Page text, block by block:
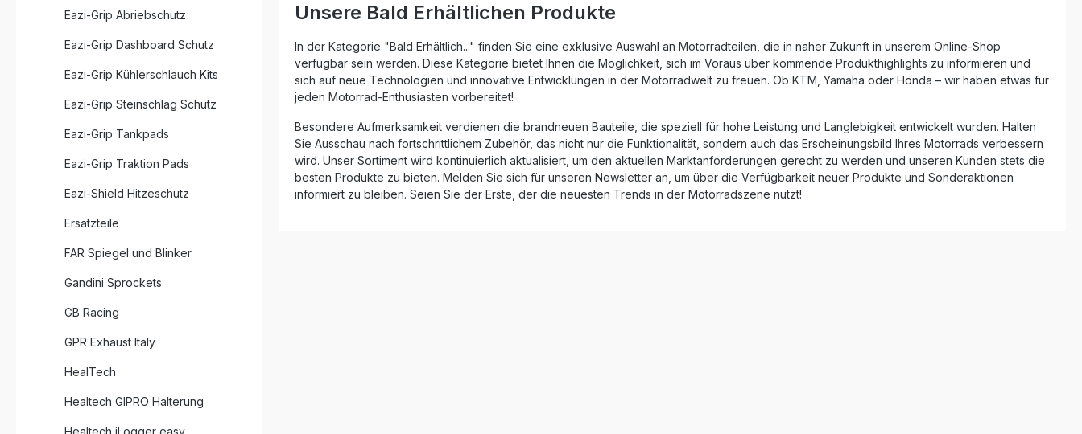
Eazi-Grip Abriebschutz
Eazi-Grip Dashboard Schutz
Eazi-Grip Kühlerschlauch Kits
Eazi-Grip Steinschlag Schutz
Eazi-Grip Tankpads
Eazi-Grip Traktion Pads
Eazi-Shield Hitzeschutz
Ersatzteile
FAR Spiegel und Blinker
Gandini Sprockets
GB Racing
GPR Exhaust Italy
HealTech
Healtech GIPRO Halterung
Healtech iLogger easy
Unsere Bald Erhältlichen Produkte
In der Kategorie "Bald Erhältlich..." finden Sie eine exklusive Auswahl an Motorradteilen, die in naher Zukunft in unserem Online-Shop
verfügbar sein werden. Diese Kategorie bietet Ihnen die Möglichkeit, sich im Voraus über kommende Produkthighlights zu informieren und
sich auf neue Technologien und innovative Entwicklungen in der Motorradwelt zu freuen. Ob KTM, Yamaha oder Honda – wir haben etwas für
jeden Motorrad-Enthusiasten vorbereitet!
Besondere Aufmerksamkeit verdienen die brandneuen Bauteile, die speziell für hohe Leistung und Langlebigkeit entwickelt wurden. Halten
Sie Ausschau nach fortschrittlichem Zubehör, das nicht nur die Funktionalität, sondern auch das Erscheinungsbild Ihres Motorrads verbessern
wird. Unser Sortiment wird kontinuierlich aktualisiert, um den aktuellen Marktanforderungen gerecht zu werden und unseren Kunden stets die
besten Produkte zu bieten. Melden Sie sich für unseren Newsletter an, um über die Verfügbarkeit neuer Produkte und Sonderaktionen
informiert zu bleiben. Seien Sie der Erste, der die neuesten Trends in der Motorradszene nutzt!